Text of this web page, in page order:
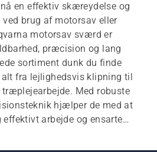
en effektiv skæreydelse og
brug af motorsav eller
motorsav sværd er
præcision og lang
sortiment dunk du finde
fra lejlighedsvis klipning til
Med robuste
hjælper de med at
arbejde og ensartede